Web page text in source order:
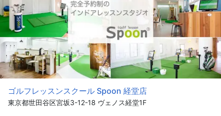
ゴルフレッスンスクール Spoon 経堂店
東京都世田谷区宮坂3-12-18 ヴェノス経堂1F